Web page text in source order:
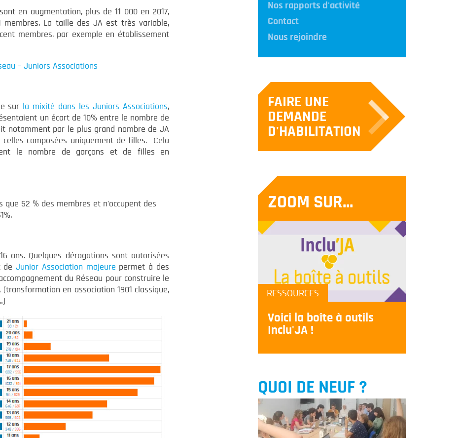
en augmentation, plus de 11 000 en 2017,
membres. La taille des JA est très variable,
membres, par exemple en établissement
– Juniors Associations
sur la mixité dans les Juniors Associations,
un écart de 10% entre le nombre de
notamment par le plus grand nombre de JA
composées uniquement de filles. Cela
le nombre de garçons et de filles en
que 52 % des membres et n'occupent des
ans. Quelques dérogations sont autorisées
deJunior Association majeure permet à des
du Réseau pour construire le
en association 1901 classique,
Nos rapports d'activité
Contact
Nous rejoindre
FAIRE UNE
DEMANDE
D'HABILITATION
ZOOM SUR...
RESSOURCES
Voici la boîte à outils
Inclu'JA !
QUOI DE NEUF ?